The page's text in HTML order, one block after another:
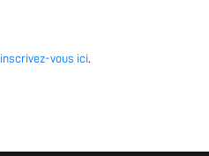
inscrivez-vous ici.